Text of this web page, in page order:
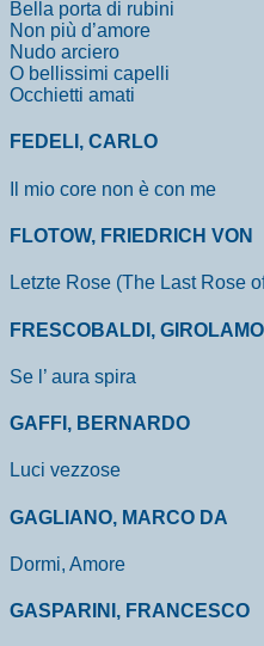
Bella porta di rubini
Non più d’amore
Nudo arciero
O bellissimi capelli
Occhietti amati
FEDELI, CARLO
Il mio core non è con me
FLOTOW, FRIEDRICH VON
Letzte Rose (The Last Rose
FRESCOBALDI, GIROLAMO
Se l’ aura spira
GAFFI, BERNARDO
Luci vezzose
GAGLIANO, MARCO DA
Dormi, Amore
GASPARINI, FRANCESCO